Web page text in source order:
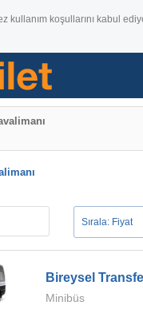
kullanım koşullarını kabul
Bireysel
Minibüs